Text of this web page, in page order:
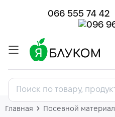
066 555 74 42
Главная Посевной материал